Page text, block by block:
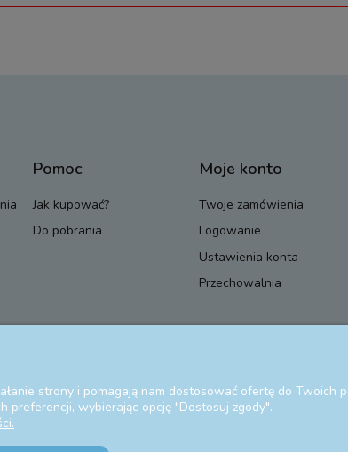
Pomoc
Jak kupować?
Do pobrania
Moje konto
Twoje zamówienia
Logowanie
Ustawienia konta
Przechowalnia
strony i pomagają nam dostosować ofertę do Twoich
wybierając opcję "Dostosuj zgody".